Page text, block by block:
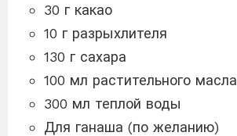
30 г какао
10 г разрыхлителя
130 г сахара
100 мл растительного масла
300 мл теплой воды
Для ганаша (по желанию)